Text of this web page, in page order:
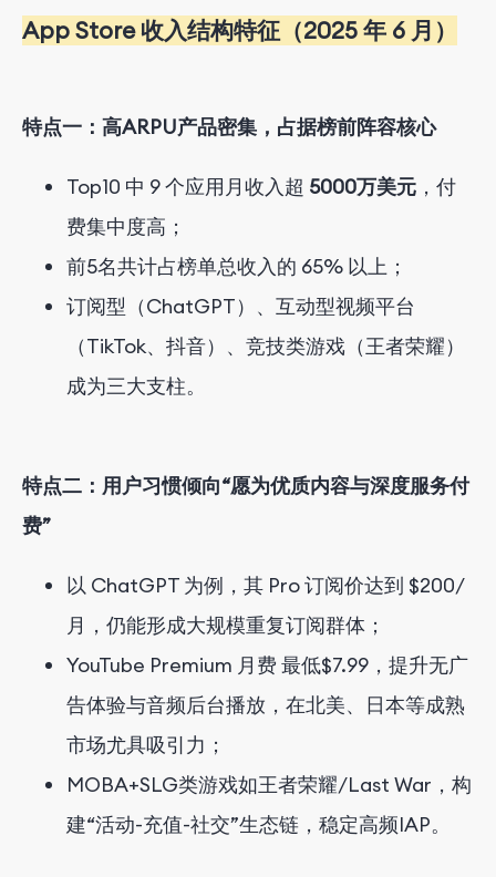
App Store 收入结构特征（2025 年 6 月）
特点一：高ARPU产品密集，占据榜前阵容核心
Top10 中 9个应用月收入超 5000万美元 ，付
费集中度高；
前5名共计占榜单总收入的 65% 以上；
订阅型（ChatGPT）、互动型视频平台
（TikTok、抖音）、竞技类游戏（王者荣耀）
成为三大支柱。
特点二：用户习惯倾向“愿为优质内容与深度服务付
费”
以 ChatGPT 为例，其 Pro 订阅价达到 $200/
月，仍能形成大规模重复订阅群体；
YouTube Premium 月费 最低$7.99，提升无广
告体验与音频后台播放，在北美、日本等成熟
市场尤具吸引力；
MOBA+SLG类游戏如王者荣耀/Last War，构
建“活动-充值-社交”生态链，稳定高频IAP。